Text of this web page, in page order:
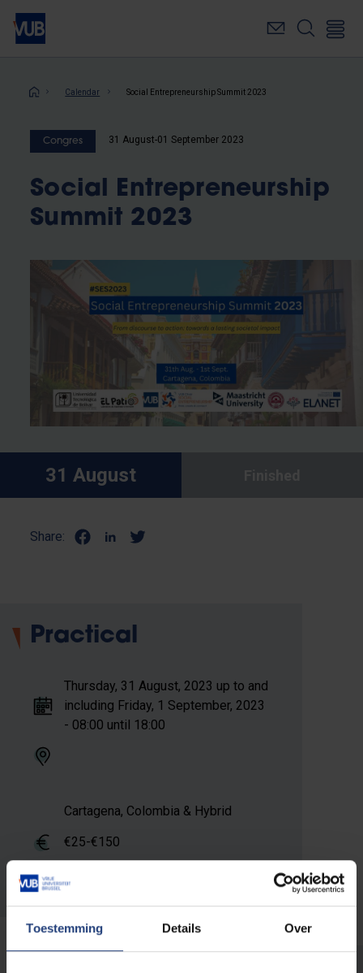
Toestemming Details Over
Skip
main
Breadcrumb
Calendar Social Entrepreneurship Summit 2023
Congres 31 August-01 September 2023
Social Entrepreneurship
Summit 2023
31 August
Share:
Practical
Thursday, 31 August, 2023 up to and
including Friday, 1 September, 2023
- 08:00 until 18:00
Cartagena, Colombia & Hybrid
€25-€150